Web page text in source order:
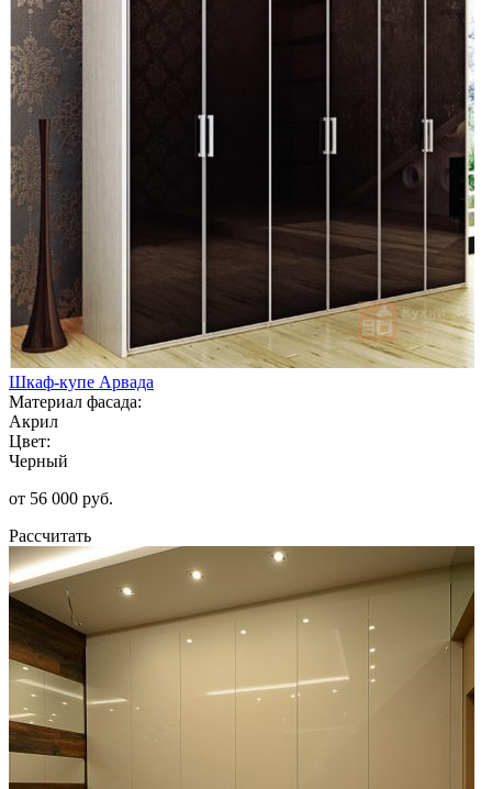
Шкаф-купе Арвада
Материал фасада:
Акрил
Цвет:
Черный
от 56 000 руб.
Рассчитать